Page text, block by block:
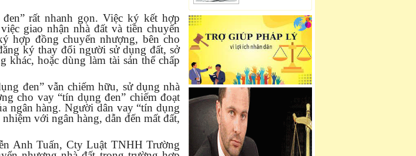
rất nhanh gọn. Việc ký kết hợp
giao nhận nhà đất và tiền chuyển
hợp đồng chuyển nhượng, bên cho
ký thay đổi người sử dụng đất, sở
khác, hoặc dùng làm tài sản thế chấp
đen” vẫn chiếm hữu, sử dụng nhà
cho vay “tín dụng đen” chiếm đoạt
ngân hàng. Người dân vay “tín dụng
với ngân hàng, dẫn đến mất đất,
Anh Tuấn, Cty Luật TNHH Trường